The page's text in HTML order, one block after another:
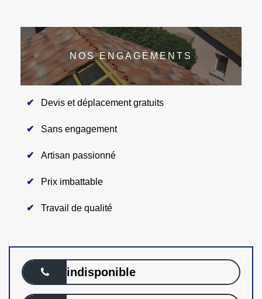
NOS ENGAGEMENTS
Devis et déplacement gratuits
Sans engagement
Artisan passionné
Prix imbattable
Travail de qualité
indisponible